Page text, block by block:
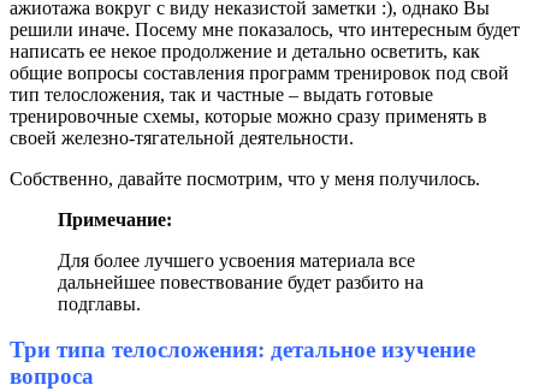
ажиотажа вокруг с виду неказистой заметки :), однако Вы
решили иначе. Посему мне показалось, что интересным будет
написать ее некое продолжение и детально осветить, как
общие вопросы составления программ тренировок под свой
тип телосложения, так и частные – выдать готовые
тренировочные схемы, которые можно сразу применять в
своей железно-тягательной деятельности.
Собственно, давайте посмотрим, что у меня получилось.
Примечание:
Для более лучшего усвоения материала все
дальнейшее повествование будет разбито на
подглавы.
Три типа телосложения: детальное изучение
вопроса